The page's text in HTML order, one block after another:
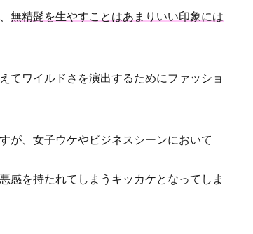
無精髭を生やすことはあまりいい印象には
てワイルドさを演出するためにファッショ
が、女子ウケやビジネスシーンにおいて
感を持たれてしまうキッカケとなってしま